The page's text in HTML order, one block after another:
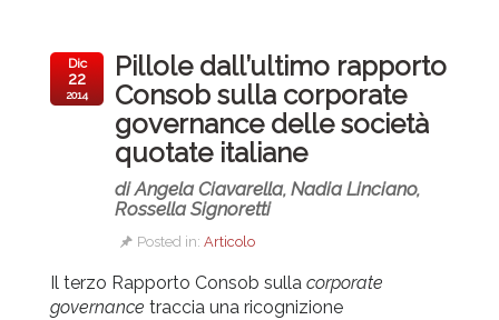
Pillole dall’ultimo rapporto
Consob sulla corporate
governance delle società
quotate italiane
di Angela Ciavarella, Nadia Linciano,
Rossella Signoretti
Posted in: Articolo
Dic
22
2014
Il terzo Rapporto Consob sulla corporate
governance traccia una ricognizione